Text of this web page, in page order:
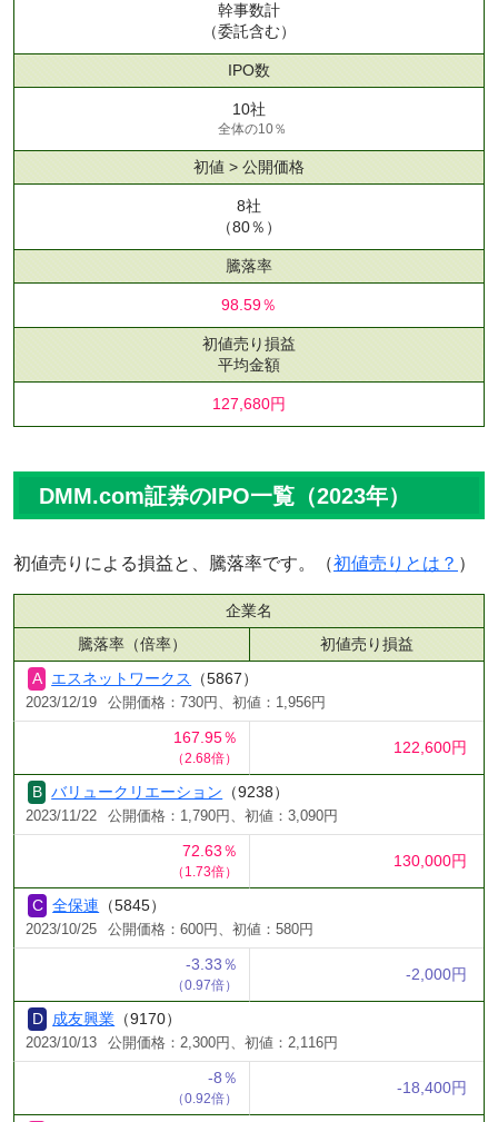
幹事数計
（委託含む）
IPO数
10社
全体の10％
初値 > 公開価格
8社
（80％）
騰落率
98.59％
初値売り損益
平均金額
127,680円
DMM.com証券のIPO一覧（2023年）
初値売りによる損益と、騰落率です。（初値売りとは？ ）
企業名
騰落率（倍率）
初値売り損益
エスネットワークス
（5867）
2023/12/19 公開価格：730円、初値：1,956円
167.95％
（2.68倍）
122,600円
バリュークリエーション （9238）
2023/11/22 公開価格：1,790円、初値：3,090円
72.63％
（1.73倍）
130,000円
全保連 （5845）
2023/10/25 公開価格：600円、初値：580円
-3.33％
（0.97倍）
-2,000円
成友興業 （9170）
2023/10/13 公開価格：2,300円、初値：2,116円
-8％
（0.92倍）
-18,400円